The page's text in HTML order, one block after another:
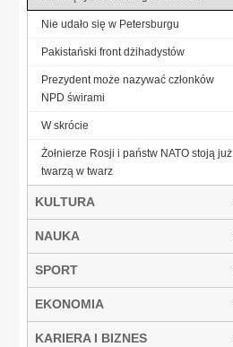
Nie udało się w Petersburgu
Pakistański front dżihadystów
Prezydent może nazywać członków
NPD świrami
W skrócie
Żołnierze Rosji i państw NATO stoją już
twarzą w twarz
KULTURA
NAUKA
SPORT
EKONOMIA
KARIERA I BIZNES